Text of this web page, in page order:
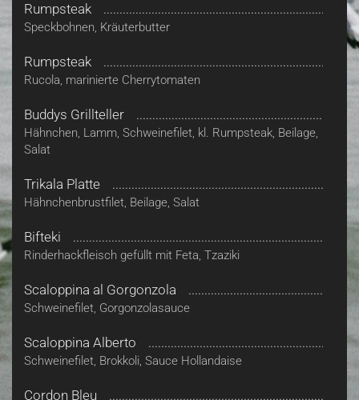
Rumpsteak
Speckbohnen, Kräuterbutter
Rumpsteak
Rucola, marinierte Cherrytomaten
Buddys Grillteller
Hähnchen, Lamm, Schweinefilet, kl. Rumpsteak, Beilage,
Salat
Trikala Platte
Hähnchenbrustfilet, Beilage, Salat
Bifteki
Rinderhackfleisch gefüllt mit Feta, Tzaziki
Scaloppina al Gorgonzola
Schweinefilet, Gorgonzolasauce
Scaloppina Alberto
Schweinefilet, Brokkoli, Sauce Hollandaise
Cordon Bleu